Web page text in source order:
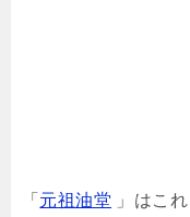
「 元祖油堂 」はこ